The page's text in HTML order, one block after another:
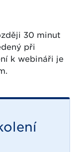
30 minut
při
k webináři je